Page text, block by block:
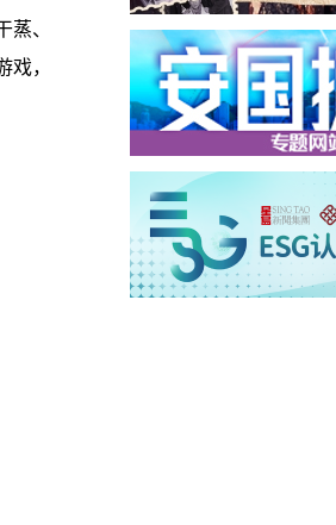
蒸、
，